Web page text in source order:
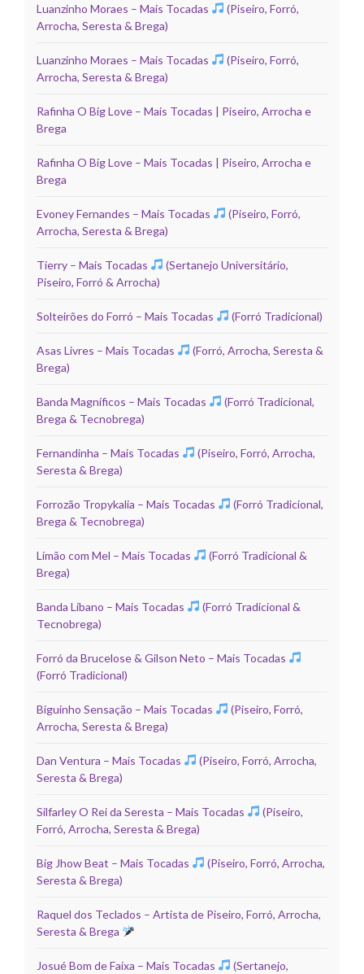
Luanzinho Moraes – Mais Tocadas
(Piseiro, Forró,
Arrocha, Seresta & Brega)
Luanzinho Moraes – Mais Tocadas
(Piseiro, Forró,
Arrocha, Seresta & Brega)
Rafinha O Big Love – Mais Tocadas | Piseiro, Arrocha e
Brega
Rafinha O Big Love – Mais Tocadas | Piseiro, Arrocha e
Brega
Evoney Fernandes – Mais Tocadas
(Piseiro, Forró,
Arrocha, Seresta & Brega)
Tierry – Mais Tocadas
(Sertanejo Universitário,
Piseiro, Forró & Arrocha)
Solteirões do Forró – Mais Tocadas (Forró Tradicional)
Asas Livres – Mais Tocadas
(Forró, Arrocha, Seresta &
Brega)
Banda Magníficos – Mais Tocadas
(Forró Tradicional,
Brega & Tecnobrega)
Fernandinha – Mais Tocadas
(Piseiro, Forró, Arrocha,
Seresta & Brega)
Forrozão Tropykalia – Mais Tocadas
(Forró Tradicional,
Brega & Tecnobrega)
Limão com Mel – Mais Tocadas
(Forró Tradicional &
Brega)
Banda Líbano – Mais Tocadas
(Forró Tradicional &
Tecnobrega)
Forró da Brucelose & Gilson Neto – Mais Tocadas
(Forró Tradicional)
Biguinho Sensação – Mais Tocadas
(Piseiro, Forró,
Arrocha, Seresta & Brega)
Dan Ventura – Mais Tocadas
(Piseiro, Forró, Arrocha,
Seresta & Brega)
Silfarley O Rei da Seresta – Mais Tocadas
(Piseiro,
Forró, Arrocha, Seresta & Brega)
Big Jhow Beat – Mais Tocadas
(Piseiro, Forró, Arrocha,
Seresta & Brega)
Raquel dos Teclados – Artista de Piseiro, Forró, Arrocha,
Seresta & Brega
Josué Bom de Faixa – Mais Tocadas
(Sertanejo,